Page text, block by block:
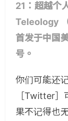
21：超越个
Teleology
首发于中国
号。
你们可能还
［Twitter］
果不记得也